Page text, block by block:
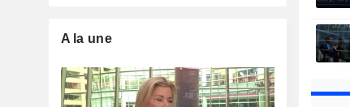
A la une